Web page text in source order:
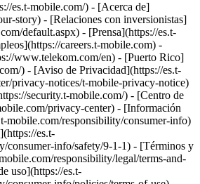
es.t-mobile.com/) - [Acerca de]
story) - [Relaciones con inversionistas]
default.aspx) - [Prensa](https://es.t-
careers.t-mobile.com) -
www.telekom.com/en) - [Puerto Rico]
) - [Aviso de Privacidad](https://es.t-
privacy-notices/t-mobile-privacy-notice)
security.t-mobile.com/) - [Centro de
privacy-center) - [Información
mobile.com/responsibility/consumer-info)
es.t-
consumer-info/safety/9-1-1) - [​Términos y
responsibility/legal/terms-and-
uso](https://es.t-